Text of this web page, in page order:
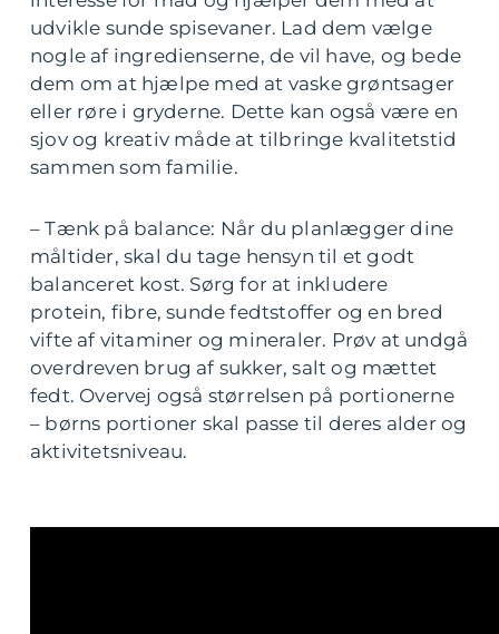
udvikle sunde spisevaner. Lad dem vælge
nogle af ingredienserne, de vil have, og bede
dem om at hjælpe med at vaske grøntsager
eller røre i gryderne. Dette kan også være en
sjov og kreativ måde at tilbringe kvalitetstid
sammen som familie.
– Tænk på balance: Når du planlægger dine
måltider, skal du tage hensyn til et godt
balanceret kost. Sørg for at inkludere
protein, fibre, sunde fedtstoffer og en bred
vifte af vitaminer og mineraler. Prøv at undgå
overdreven brug af sukker, salt og mættet
fedt. Overvej også størrelsen på portionerne
– børns portioner skal passe til deres alder og
aktivitetsniveau.